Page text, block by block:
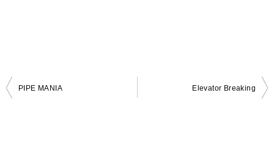
投
PIPE MANIA Elevator Breaking